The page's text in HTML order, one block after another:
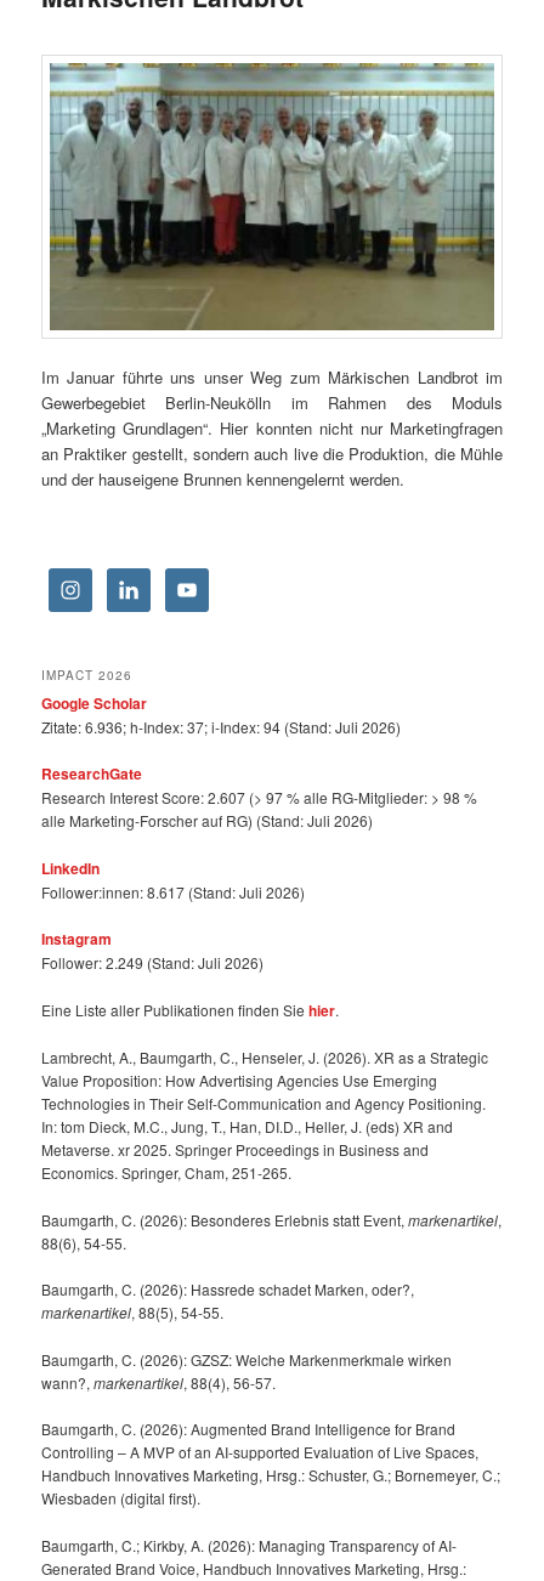
Im Januar führte uns unser Weg zum Märkischen Landbrot im
Gewerbegebiet Berlin-Neukölln im Rahmen des Moduls
„Marketing Grundlagen“. Hier konnten nicht nur Marketingfragen
an Praktiker gestellt, sondern auch live die Produktion, die Mühle
und der hauseigene Brunnen kennengelernt werden.
IMPACT 2026
Google Scholar
Zitate: 6.936; h-Index: 37; i-Index: 94 (Stand: Juli 2026)
ResearchGate
Research Interest Score: 2.607 (> 97 % alle RG-Mitglieder: > 98 %
alle Marketing-Forscher auf RG) (Stand: Juli 2026)
LinkedIn
Follower:innen: 8.617 (Stand: Juli 2026)
Instagram
Follower: 2.249 (Stand: Juli 2026)
Eine Liste aller Publikationen finden Siehier.
Lambrecht, A., Baumgarth, C., Henseler, J. (2026). XR as a Strategic
Value Proposition: How Advertising Agencies Use Emerging
Technologies in Their Self-Communication and Agency Positioning.
In: tom Dieck, M.C., Jung, T., Han, DI.D., Heller, J. (eds) XR and
Metaverse. xr 2025. Springer Proceedings in Business and
Economics. Springer, Cham, 251-265.
Baumgarth, C. (2026): Besonderes Erlebnis statt Event,markenartikel,
88(6), 54-55.
Baumgarth, C. (2026): Hassrede schadet Marken, oder?,
markenartikel, 88(5), 54-55.
Baumgarth, C. (2026): GZSZ: Welche Markenmerkmale wirken
wann?,markenartikel, 88(4), 56-57.
Baumgarth, C. (2026): Augmented Brand Intelligence for Brand
Controlling – A MVP of an AI-supported Evaluation of Live Spaces,
Handbuch Innovatives Marketing, Hrsg.: Schuster, G.; Bornemeyer, C.;
Wiesbaden (digital first).
Baumgarth, C.; Kirkby, A. (2026): Managing Transparency of AI-
Generated Brand Voice, Handbuch Innovatives Marketing, Hrsg.: